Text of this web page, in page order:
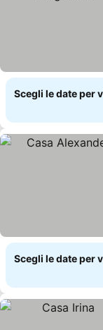
Scegli le date per
Scegli le date per